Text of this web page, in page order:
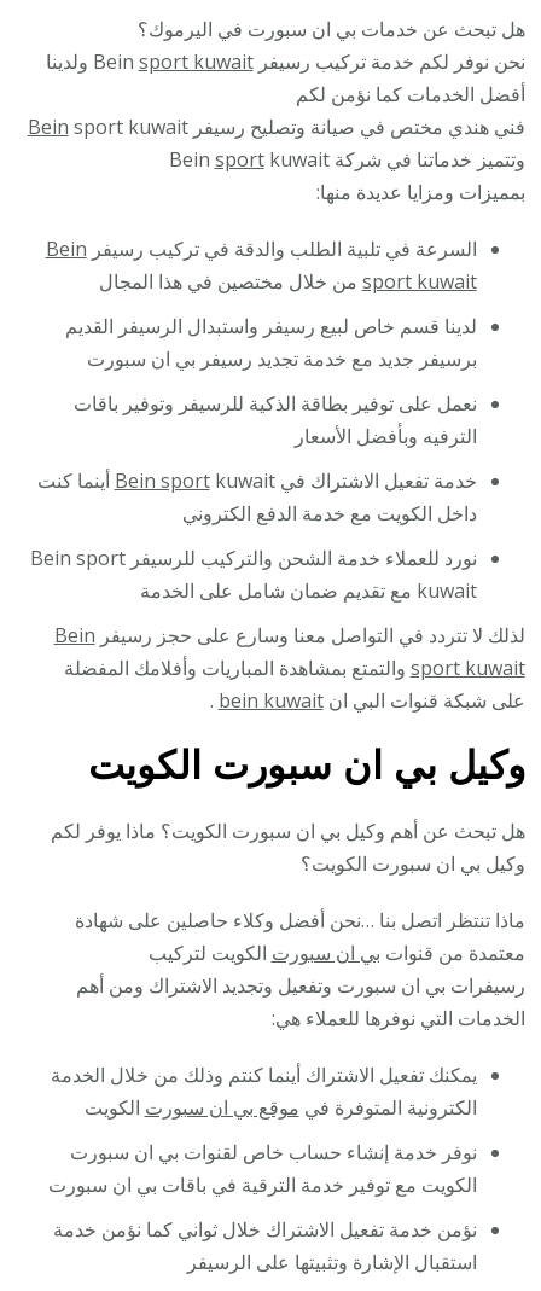
هل تبحث عن خدمات بي ان سبورت في اليرموك؟
نحن نوفر لكم خدمة تركيب رسيفر Beinsport kuwait
ولدينا
أفضل الخدمات كما نؤمن لكم
فني هندي مختص في صيانة وتصليح رسيفر
Bein sport kuwait
وتتميز خدماتنا في شركة Bein
sportkuwait
بمميزات ومزايا عديدة منها:
السرعة في تلبية الطلب والدقة في تركيب رسيفر Bein
sport kuwait من خلال مختصين في هذا المجال
لدينا قسم خاص لبيع رسيفر واستبدال الرسيفر القديم
برسيفر جديد مع خدمة تجديد رسيفر بي ان سبورت
نعمل على توفير بطاقة الذكية للرسيفر وتوفير باقات
الترفيه وبأفضل الأسعار
خدمة تفعيل الاشتراك في
Bein sport kuwait أينما كنت
داخل الكويت مع خدمة الدفع الكتروني
نورد للعملاء خدمة الشحن والتركيب للرسيفر Bein sport
kuwait مع تقديم ضمان شامل على الخدمة
لذلك لا تتردد في التواصل معنا وسارع على حجز رسيفر Bein
sport kuwait والتمتع بمشاهدة المباريات وأفلامك المفضلة
على شبكة قنوات البي انbein kuwait
.
وكيل بي ان سبورت الكويت
هل تبحث عن أهم وكيل بي ان سبورت الكويت؟ ماذا يوفر لكم
وكيل بي ان سبورت الكويت؟
ماذا تنتظر اتصل بنا …نحن أفضل وكلاء حاصلين على شهادة
معتمدة من قنوات بي ان سبورت الكويت لتركيب
رسيفرات بي ان سبورت وتفعيل وتجديد الاشتراك ومن أهم
الخدمات التي نوفرها للعملاء هي:
يمكنك تفعيل الاشتراك أينما كنتم وذلك من خلال الخدمة
الكترونية المتوفرة في موقع بي ان سبورت الكويت
نوفر خدمة إنشاء حساب خاص لقنوات بي ان سبورت
الكويت مع توفير خدمة الترقية في باقات بي ان سبورت
نؤمن خدمة تفعيل الاشتراك خلال ثواني كما نؤمن خدمة
استقبال الإشارة وتثبيتها على الرسيفر